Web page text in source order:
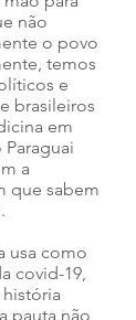
não
o povo
temos
e
brasileiros
em
a
que sabem
usa como
covid-19,
pauta não